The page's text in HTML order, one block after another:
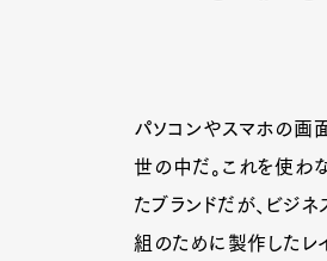
パソコンやスマホの画
世の中だ。これを使わ
たブランドだが、ビジ
組のために製作したレ